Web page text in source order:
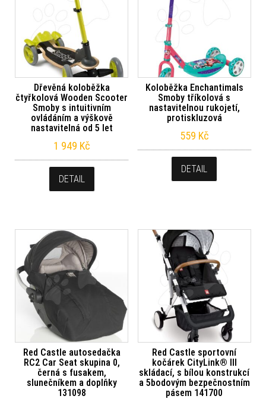
Dřevěná koloběžka
čtyřkolová Wooden Scooter
Smoby s intuitivním
ovládáním a výškově
nastavitelná od 5 let
1 949 Kč
DETAIL
Koloběžka Enchantimals
Smoby tříkolová s
nastavitelnou rukojetí,
protiskluzová
559 Kč
DETAIL
Red Castle autosedačka
RC2 Car Seat skupina 0,
černá s fusakem,
slunečníkem a doplňky
131098
Red Castle sportovní
kočárek CityLink® III
skládací, s bílou konstrukcí
a 5bodovým bezpečnostním
pásem 141700